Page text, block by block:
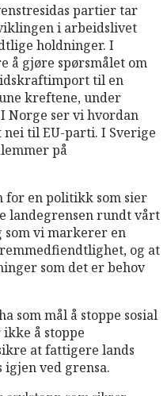
partier tar
i arbeidslivet
holdninger. I
å gjøre spørsmålet om
til en
kreftene, under
Norge ser vi hvordan
nei til EU-parti. I Sverige
på
for en politikk som sier
landegrensen rundt vårt
som vi markerer en
og at
som det er behov
som mål å stoppe sosial
å stoppe
at fattigere lands
ved grensa.